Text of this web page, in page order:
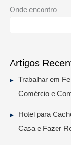
Onde encontro
Artigos
Trabalhar em
Comércio e
Hotel para
Casa e Fazer